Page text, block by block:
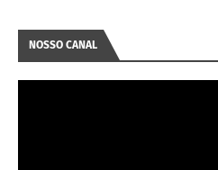
NOSSO CANAL